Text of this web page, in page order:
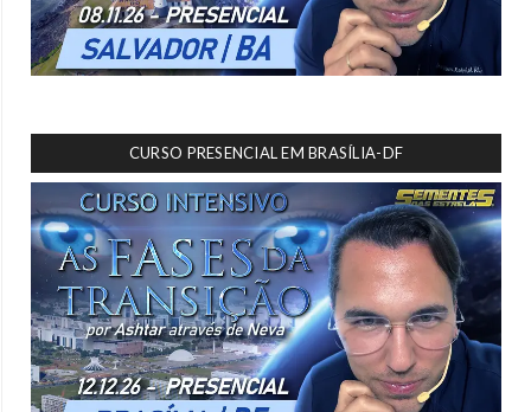
CURSO PRESENCIAL EM BRASÍLIA-DF